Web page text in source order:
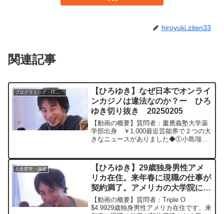
hiroyuki.ziten33
関連記事
【ひろゆき】なぜ日本でオンライ
ンカジノは違法なのか？ー ひろ
ゆき切り抜き 20250205
【動画の概要】質問者：慶應義塾大学薬
学部出身 ￥1,000最近芸能界で２つの大
きなニュースがありました◆①小島瑠璃
経営に失敗したら自察するしかないの
か？◆②吉本興業...
人生哲学・論破
【ひろゆき】29歳独身男性アメ
リカ在住。来年春に現職の仕事が
契約満了。アメリカの大学院に進
学するか現職の経験を活かして日
本で働くかで迷っていますー ひ
【動画の概要】質問者：Triple O
$4.9929歳独身男性アメリカ在住です。来